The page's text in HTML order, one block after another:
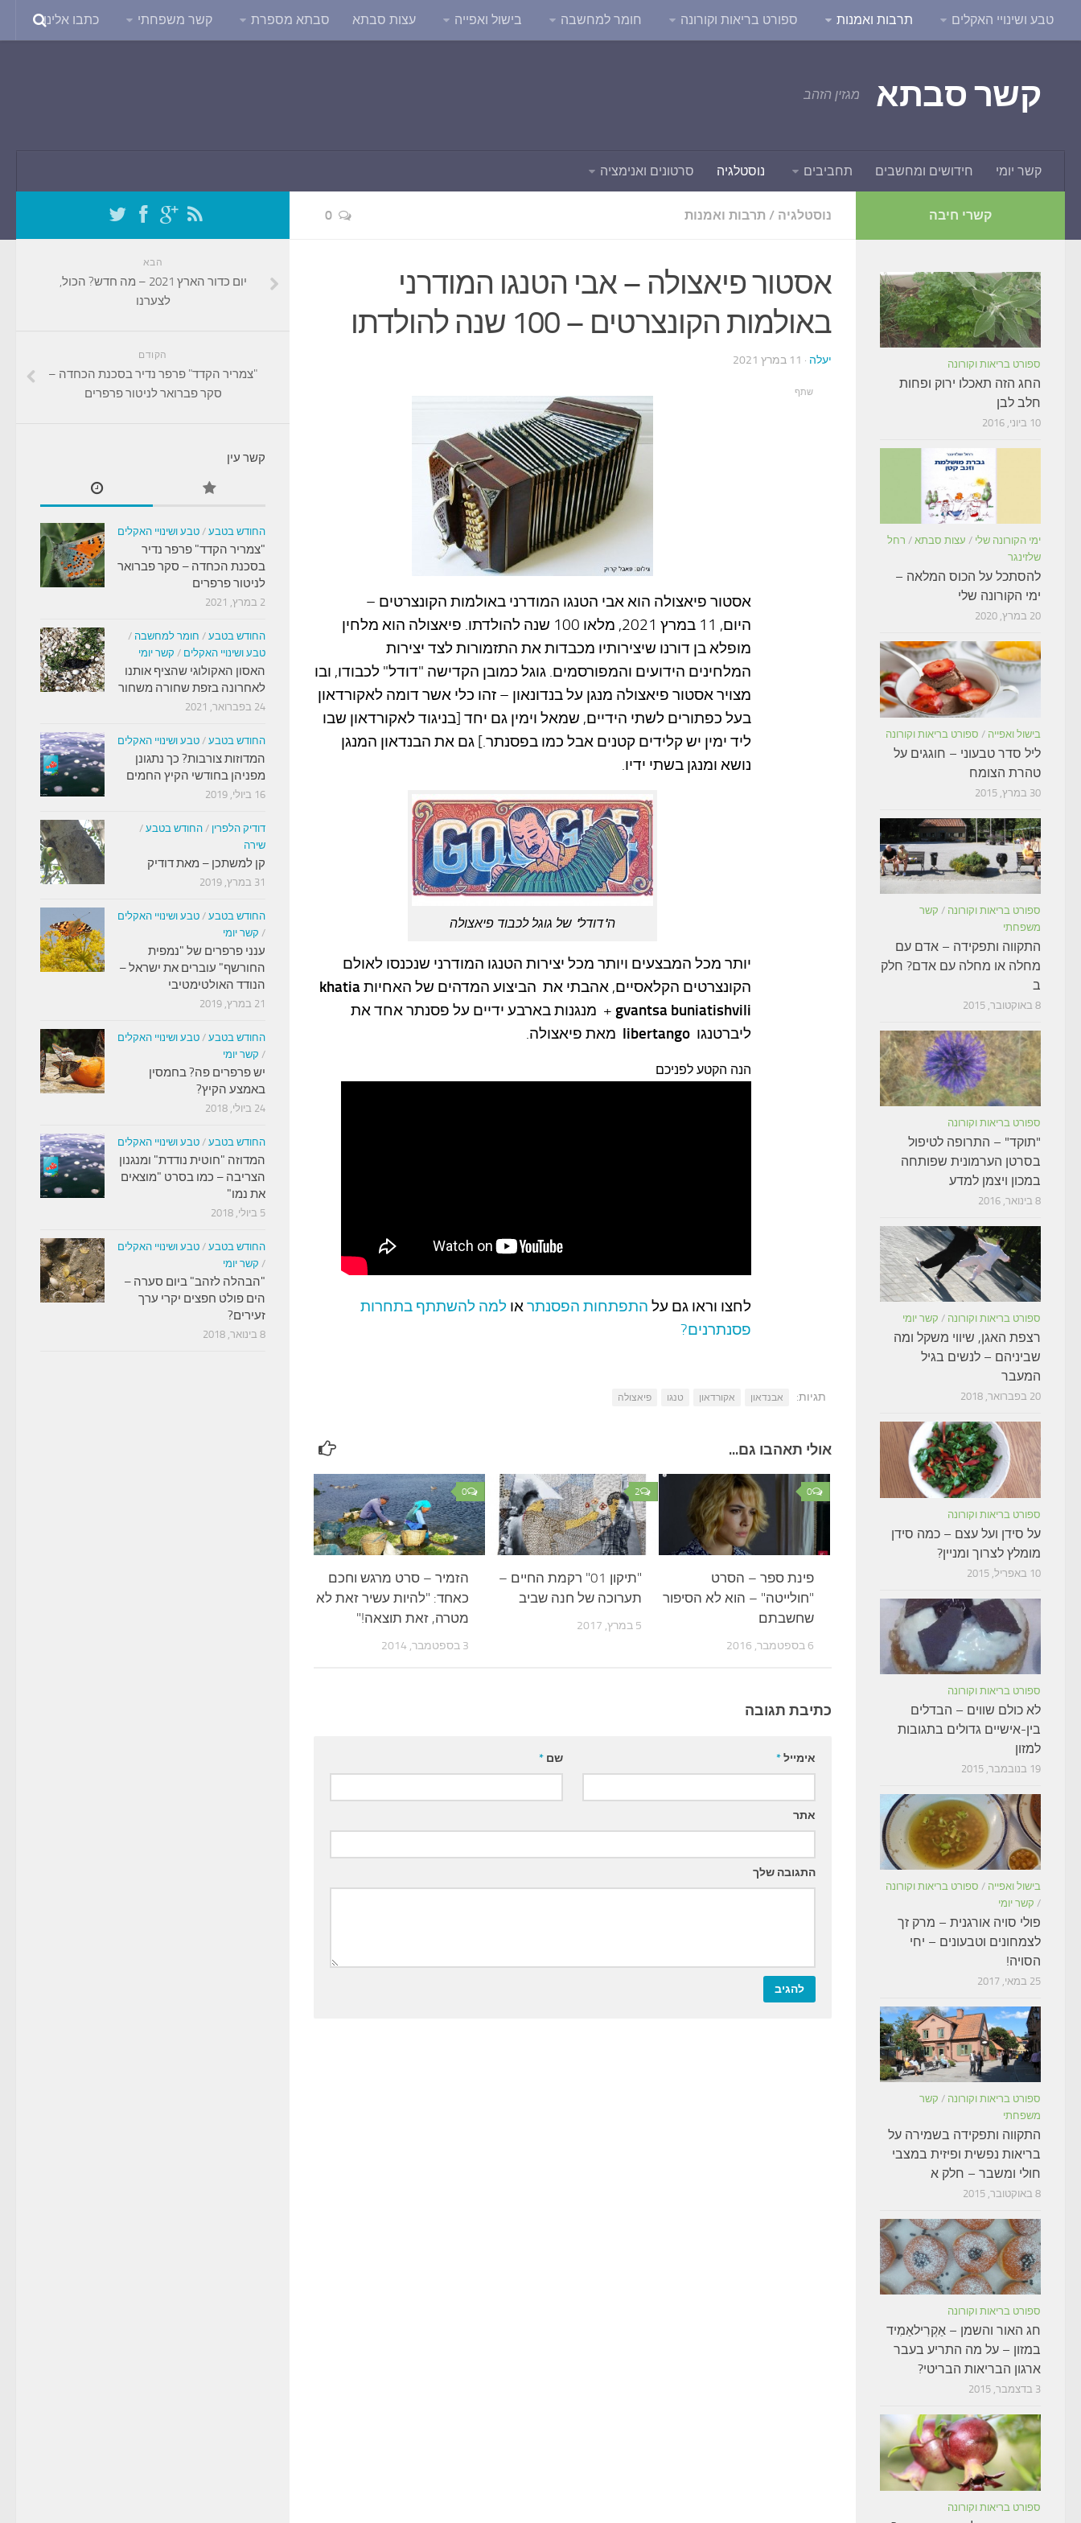
טבע ושינויי האקלים תרבות ואמנות ספורט בריאות וקורונה חומר למחשבה בישול ואפייה עצות סבתא סבתא מספרת קשר משפחתי כתבו אלינו
קשר סבתא מגזין הזהב
קשר יומי חידושים ומחשבים תחביבים נוסטלגיה סרטונים ואנימציה
נוסטלגיה / תרבות ואמנות 0
אסטור פיאצולה – אבי הטנגו המודרני
באולמות הקונצרטים – 100 שנה להולדתו
יעלה · 11 במרץ 2021
אסטור פיאצולה הוא אבי הטנגו המודרני באולמות הקונצרטים –
היום, 11 במרץ 2021, מלאו 100 שנה להולדתו. פיאצולה הוא מלחין
מופלא בן דורנו שיצירותיו מכבדות את התזמורות לצד יצירות
המלחינים הידועים והמפורסמים. גוגל כמובן הקדישה "דודל" לכבודו, ובו
מצויר אסטור פיאצולה מנגן על בנדונאון – זהו כלי אשר דומה לאקורדאון
בעל כפתורים לשתי הידיים, שמאל וימין גם יחד [בניגוד לאקורדאון שבו
ליד ימין יש קלידים קטנים אבל כמו בפסנתר.] גם את הבנדאון המנגן
נושא ומנגן בשתי ידיו.
ה"דודל" של גוגל לכבוד פיאצולה
יותר מכל המבצעים ויותר מכל יצירות הטנגו המודרני שנכנסו לאולם
הקונצרטים הקלאסיים, אהבתי את הביצוע המדהים של האחיותkhatia
+ gvantsa buniatishvili
מנגנות בארבע ידיים על פסנתר אחד את
ליברטנגו libertango מאת פיאצולה.
הנה הקטע לפניכם
לחצו וראו גם על התפתחות הפסנתראו למה להשתתף בתחרות
פסנתרנים?
שתף
תגיות: אבנדאון אקורדאון טנגו פיאצולה
אולי תאהבו גם...
0
הזמיר – סרט מרגש וחכם
כאחד: "להיות עשיר זאת לא
מטרה, זאת תוצאה!"
3 בספטמבר, 2014
2
"תיקון 01" רקמת החיים –
תערוכה של חנה שביב
5 במרץ, 2017
0
פינת ספר – הסרט
"חולייטה" – הוא לא הסיפור
שחשבתם
6 בספטמבר, 2016
כתיבת תגובה
שם* אימייל*
אתר
התגובה שלך
הבא
יום כדור הארץ 2021 – מה חדש? הכול,
לצערנו
הקודם
"צמריר הקדד" פרפר נדיר בסכנת הכחדה –
סקר פברואר לניטור פרפרים
קשר עין
החודש בטבע / טבע ושינויי האקלים
"צמריר הקדד" פרפר נדיר
בסכנת הכחדה – סקר פברואר
לניטור פרפרים
2 במרץ, 2021
החודש בטבע / חומר למחשבה /
טבע ושינויי האקלים / קשר יומי
האסון האקולוגי שהציף אותנו
לאחרונה בזפת שחורה משחור
24 בפברואר, 2021
החודש בטבע / טבע ושינויי האקלים
המדוזות צורבות? כך נתגונן
מפניהן בחודשי הקיץ החמים
16 ביולי, 2019
דודיק הלפרין / החודש בטבע /
שירה
קן למשתכן – מאת דודיק
31 במרץ, 2019
החודש בטבע / טבע ושינויי האקלים
/ קשר יומי
ענני פרפרים של "נמפית
החורשף" עוברים את ישראל –
הנודד האולטימטיבי
21 במרץ, 2019
החודש בטבע / טבע ושינויי האקלים
/ קשר יומי
יש פרפרים פה? בחמסין
באמצע הקיץ?
24 ביולי, 2018
החודש בטבע / טבע ושינויי האקלים
המדוזה "חוטית נודדת" ומנגנון
הצריבה – כמו בסרט "מוצאים
את נמו"
5 ביולי, 2018
החודש בטבע / טבע ושינויי האקלים
/ קשר יומי
"הבהלה לזהב" ביום סערה –
הים פולט חפצים יקרי ערך
זעירים?
8 בינואר, 2018
קשרי חיבה
ספורט בריאות וקורונה
החג הזה תאכלו ירוק ופחות
חלב לבן
10 ביוני, 2016
ימי הקורונה שלי / עצות סבתא / רחל
שלזינגר
להסתכל על הכוס המלאה –
ימי הקורונה שלי
20 במרץ, 2020
בישול ואפייה / ספורט בריאות וקורונה
ליל סדר טבעוני – חוגגים על
טהרת הצומח
30 במרץ, 2015
ספורט בריאות וקורונה / קשר
משפחתי
התקווה ותפקידה – אדם עם
מחלה או מחלה עם אדם? חלק
ב
8 באוקטובר, 2015
ספורט בריאות וקורונה
"תוקד" – התרופה לטיפול
בסרטן הערמונית שפותחה
במכון ויצמן למדע
8 בינואר, 2016
ספורט בריאות וקורונה / קשר יומי
רצפת האגן, שיווי משקל ומה
שביניהם – לנשים בגיל
המעבר
20 בפברואר, 2018
ספורט בריאות וקורונה
על סידן ועל עצם – כמה סידן
מומלץ לצרוך ומניין?
10 באפריל, 2015
ספורט בריאות וקורונה
לא כולם שווים – הבדלים
בין-אישיים גדולים בתגובות
למזון
19 בנובמבר, 2015
בישול ואפייה / ספורט בריאות וקורונה
/ קשר יומי
פולי סויה אורגנית – מרק זך
לצמחונים וטבעונים – יחי
הסויה!
25 במאי, 2017
ספורט בריאות וקורונה / קשר
משפחתי
התקווה ותפקידה בשמירה על
בריאות נפשית ופיזית במצבי
חולי ומשבר – חלק א
8 באוקטובר, 2015
ספורט בריאות וקורונה
חג האור והשמן – אַקְרִילאַמִיד
במזון – על מה התריע בעבר
ארגון הבריאות הבריטי?
3 בדצמבר, 2015
ספורט בריאות וקורונה